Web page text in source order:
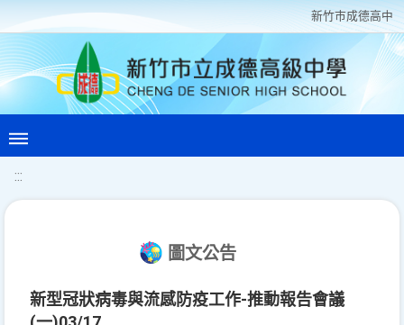
新竹巿成德高中
:::
圖文公告
新型冠狀病毒與流感防疫工作-推動報告會議